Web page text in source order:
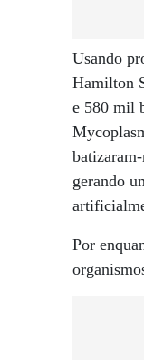
Usando
Hamilton
e 580 mil
gerando
Por